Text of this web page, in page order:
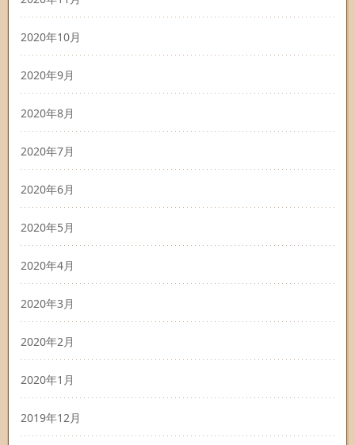
2020年10月
2020年9月
2020年8月
2020年7月
2020年6月
2020年5月
2020年4月
2020年3月
2020年2月
2020年1月
2019年12月